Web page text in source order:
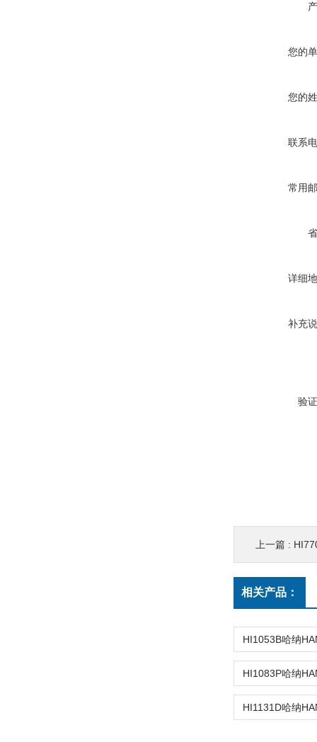
您的
您的
联系
常用
详细
补充
验
上一篇 :
相关产品：